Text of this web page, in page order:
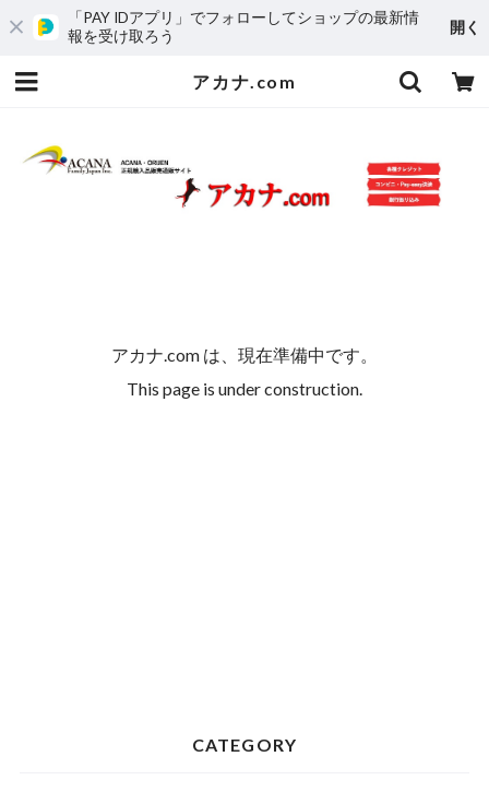
「PAY IDアプリ」でフォローしてショップの最新情
報を受け取ろう
開く
アカナ.com
アカナ.com は、現在準備中です。
This page is under construction.
CATEGORY